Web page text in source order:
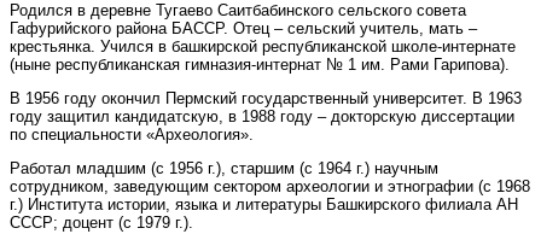
Родился в деревне Тугаево Саитбабинского сельского совета
Гафурийского района БАССР. Отец – сельский учитель, мать –
крестьянка. Учился в башкирской республиканской школе-интернате
(ныне республиканская гимназия-интернат № 1 им. Рами Гарипова).
В 1956 году окончил Пермский государственный университет. В 1963
году защитил кандидатскую, в 1988 году – докторскую диссертации
по специальности «Археология».
Работал младшим (с 1956 г.), старшим (с 1964 г.) научным
сотрудником, заведующим сектором археологии и этнографии (с 1968
г.) Института истории, языка и литературы Башкирского филиала АН
СССР; доцент (с 1979 г.).